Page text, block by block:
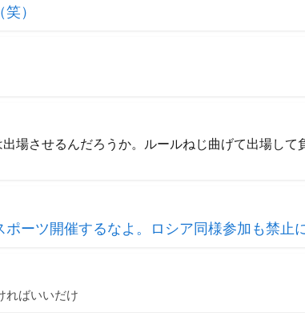
）
場させるんだろうか。ルールねじ曲げて出場して
ーツ開催するなよ。ロシア同様参加も禁止に
ればいいだけ